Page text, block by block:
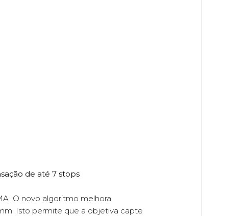
de até 7 stops
O novo algoritmo melhora
Isto permite que a objetiva capte